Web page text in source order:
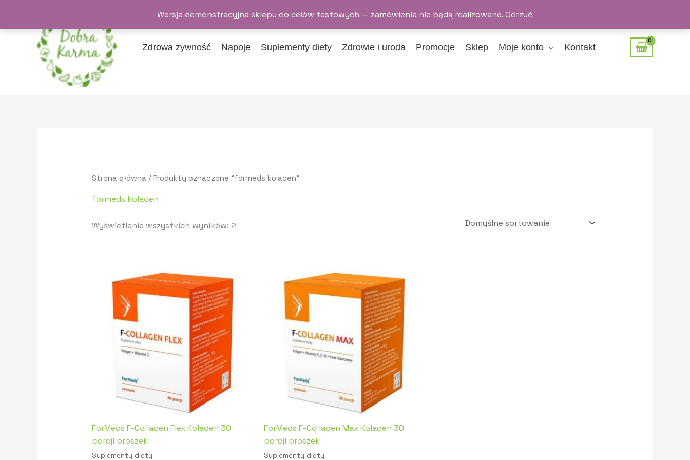
Wersja demonstracyjna sklepu do celów testowych — zamówienia nie będą realizowane.Odrzuć
treści
Zdrowa żywność Napoje Suplementy diety Zdrowie i uroda Promocje Sklep Moje konto Kontakt
Strona główna/ Produkty oznaczone “formeds kolagen”
formeds kolagen
Wyświetlanie wszystkich wyników: 2
ForMeds F-Collagen Flex Kolagen 30
porcji proszek
Suplementy diety
ForMeds F-Collagen Max Kolagen 30
porcji proszek
Suplementy diety